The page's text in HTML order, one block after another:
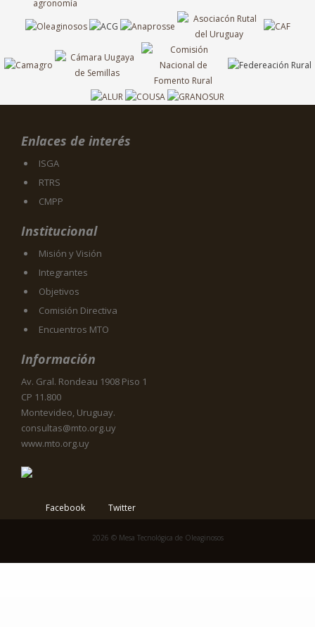
Enlaces de interés
ISGA
RTRS
CMPP
Institucional
Misión y Visión
Integrantes
Objetivos
Comisión Directiva
Encuentros MTO
Información
Av. Gral. Rondeau 1908 Piso 1
CP 11.800
Montevideo, Uruguay.
consultas@mto.org.uy
www.mto.org.uy
Facebook Twitter
2026 © Mesa Tecnológica de Oleaginosos